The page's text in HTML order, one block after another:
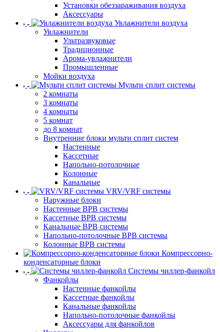
Установки обеззараживания воздуха
Аксессуары
Увлажнители воздуха
Увлажнители
Ультразвуковые
Традиционные
Арома-увлажнители
Промышленные
Мойки воздуха
Мульти сплит системы
2 комнаты
3 комнаты
4 комнаты
5 комнат
до 8 комнат
Внутренние блоки мульти сплит систем
Настенные
Кассетные
Напольно-потолочные
Колонные
Канальные
VRV/VRF системы
Наружные блоки
Настенные ВРВ системы
Кассетные ВРВ системы
Канальные ВРВ системы
Напольно-потолочные ВРВ системы
Колонные ВРВ системы
Компрессорно-
конденсаторные блоки
Системы чиллер-фанкойл
Фанкойлы
Настенные фанкойлы
Кассетные фанкойлы
Канальные фанкойлы
Напольно-потолочные фанкойлы
Аксессуары для фанкойлов